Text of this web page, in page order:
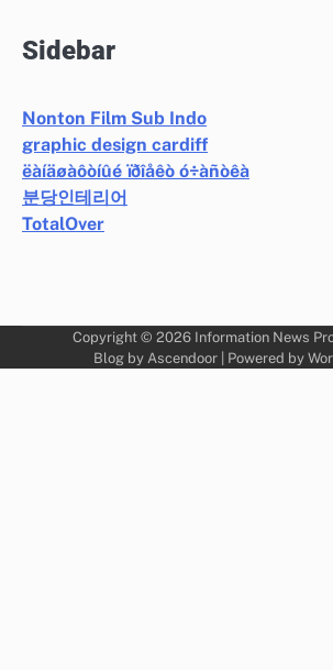
Sidebar
Nonton Film Sub Indo
graphic design cardiff
ëàíäøàôòíûé ïðîåêò ó÷àñòêà
분당인테리어
TotalOver
Copyright © 2026 Information News
Blog by Ascendoor| Powered by